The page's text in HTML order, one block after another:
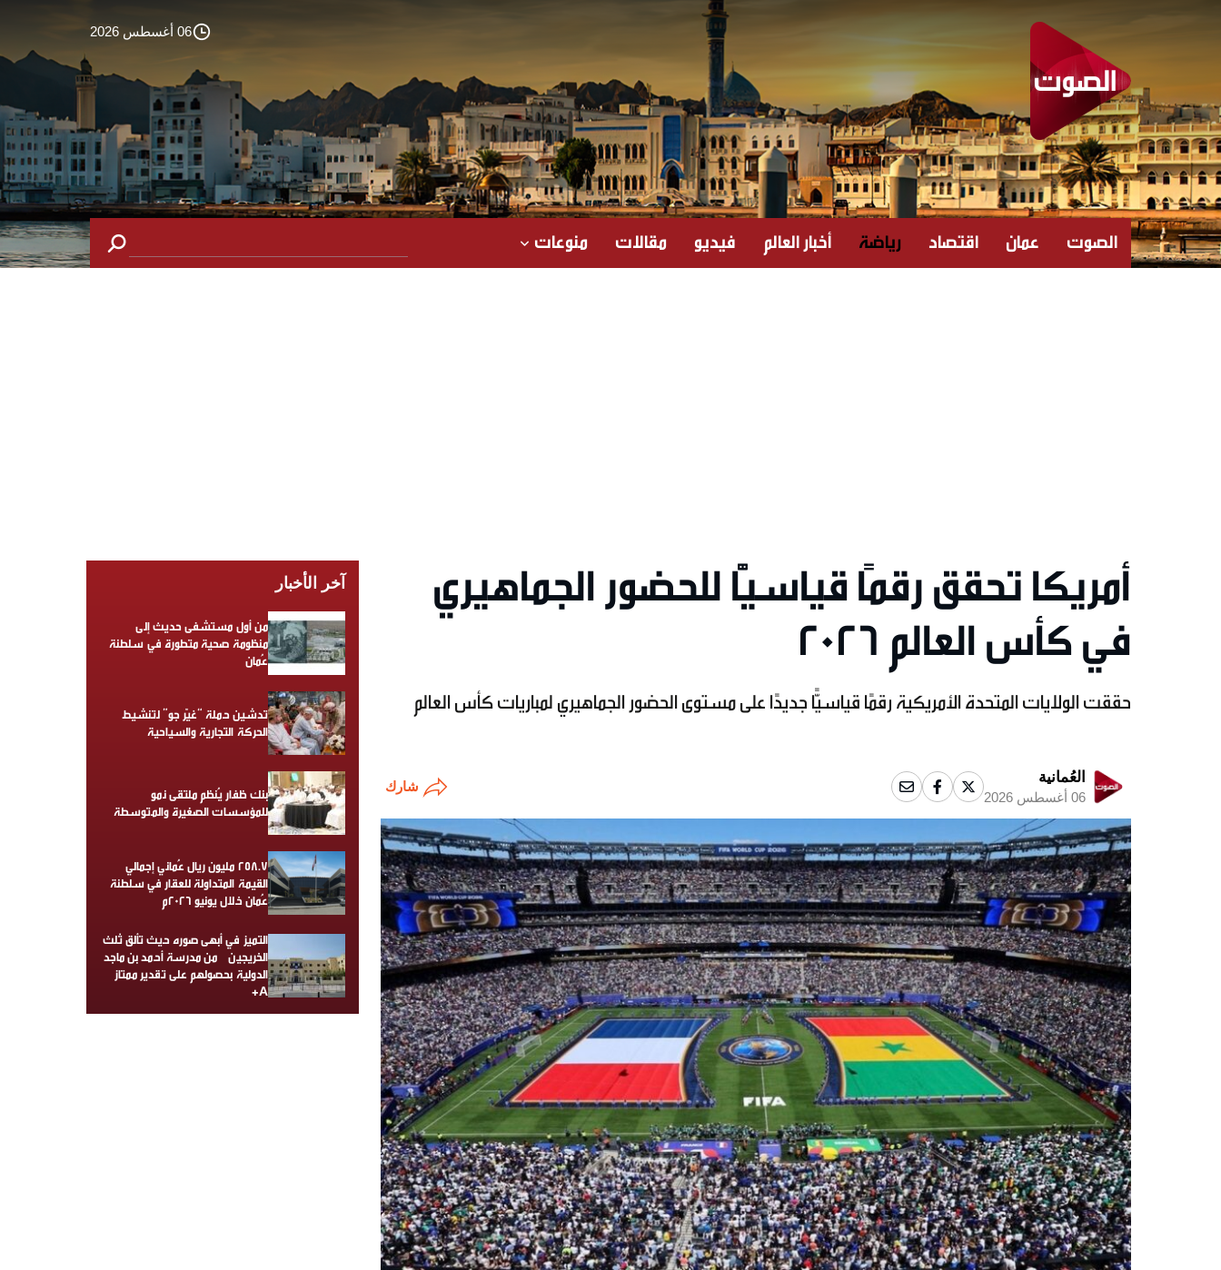
06 أغسطس 2026
الصوت عمان اقتصاد رياضة أخبار العالم فيديو مقالات منوعات
أمريكا تحقق رقمًا قياسيًّا للحضور الجماهيري
في كأس العالم 2026
حققت الولايات المتحدة الأمريكية رقمًا قياسيًّا جديدًا على مستوى الحضور الجماهيري لمباريات كأس العالم
العُمانية
06 أغسطس 2026
شارك
آخر الأخبار
من أول مستشفى حديث إلى
منظومة صحية متطورة في سلطنة
عُمان
تدشين حملة “غيّر جو” لتنشيط
الحركة التجارية والسياحية
بنك ظفار يُنظم ملتقى نمو
للمؤسسات الصغيرة والمتوسطة
258.7 مليون ريال عُماني إجمالي
القيمة المتداولة للعقار في سلطنة
عُمان خلال يونيو 2026م
التميز في أبهى صوره حيث تألق ثلث
الخريجين من مدرسة أحمد بن ماجد
الدولية بحصولهم على تقدير ممتاز
A+